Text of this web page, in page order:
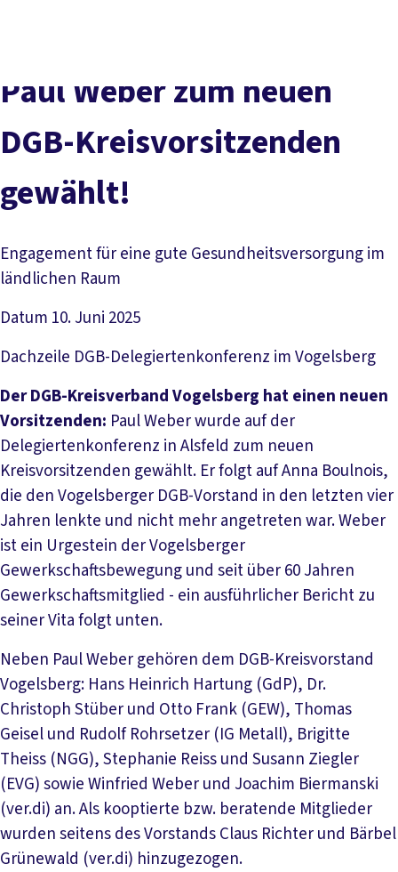
Service
Mitmachen
Paul Weber zum neuen
DGB-Kreisvorsitzenden
gewählt!
Engagement für eine gute Gesundheitsversorgung im
ländlichen Raum
Datum 10. Juni 2025
Dachzeile DGB-Delegiertenkonferenz im Vogelsberg
Der DGB-Kreisverband Vogelsberg hat einen neuen
Vorsitzenden: Paul Weber wurde auf der
Delegiertenkonferenz in Alsfeld zum neuen
Kreisvorsitzenden gewählt. Er folgt auf Anna Boulnois,
die den Vogelsberger DGB-Vorstand in den letzten vier
Jahren lenkte und nicht mehr angetreten war. Weber
ist ein Urgestein der Vogelsberger
Gewerkschaftsbewegung und seit über 60 Jahren
Gewerkschaftsmitglied - ein ausführlicher Bericht zu
seiner Vita folgt unten.
Neben Paul Weber gehören dem DGB-Kreisvorstand
Vogelsberg: Hans Heinrich Hartung (GdP), Dr.
Christoph Stüber und Otto Frank (GEW), Thomas
Geisel und Rudolf Rohrsetzer (IG Metall), Brigitte
Theiss (NGG), Stephanie Reiss und Susann Ziegler
(EVG) sowie Winfried Weber und Joachim Biermanski
(ver.di) an. Als kooptierte bzw. beratende Mitglieder
wurden seitens des Vorstands Claus Richter und Bärbel
Grünewald (ver.di) hinzugezogen.